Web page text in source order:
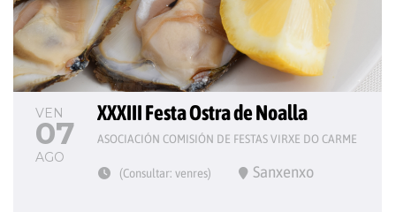
VEN
07
AGO
XXXIII Festa Ostra de Noalla
ASOCIACIÓN COMISIÓN DE FESTAS VIRXE DO CARME
(Consultar: venres) Sanxenxo